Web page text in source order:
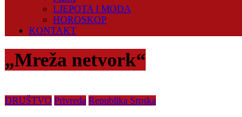
LJEPOTA I MODA
HOROSKOP
KONTAKT
„Mreža netvork“
DRUŠTVO Privreda Republika Srpska